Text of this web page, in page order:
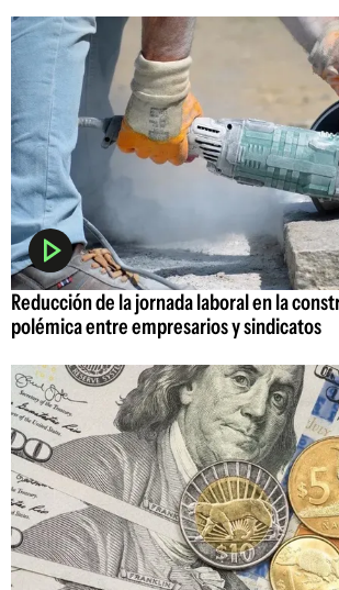
Reducción de la jornada laboral en la
polémica entre empresarios y sindicatos